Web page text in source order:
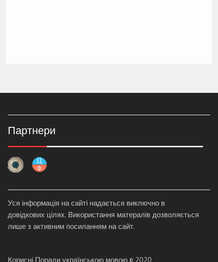
Партнери
Уся інформація на сайті надається виключно в
довідкових цілях. Використання матералів дозволяється
лише з активним посиланням на сайт.
Корисні Поради українською мовою © 2020